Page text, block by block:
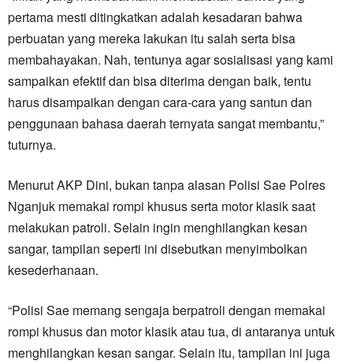
pertama mesti ditingkatkan adalah kesadaran bahwa
perbuatan yang mereka lakukan itu salah serta bisa
membahayakan. Nah, tentunya agar sosialisasi yang kami
sampaikan efektif dan bisa diterima dengan baik, tentu
harus disampaikan dengan cara-cara yang santun dan
penggunaan bahasa daerah ternyata sangat membantu,”
tuturnya.
Menurut AKP Dini, bukan tanpa alasan Polisi Sae Polres
Nganjuk memakai rompi khusus serta motor klasik saat
melakukan patroli. Selain ingin menghilangkan kesan
sangar, tampilan seperti ini disebutkan menyimbolkan
kesederhanaan.
“Polisi Sae memang sengaja berpatroli dengan memakai
rompi khusus dan motor klasik atau tua, di antaranya untuk
menghilangkan kesan sangar. Selain itu, tampilan ini juga